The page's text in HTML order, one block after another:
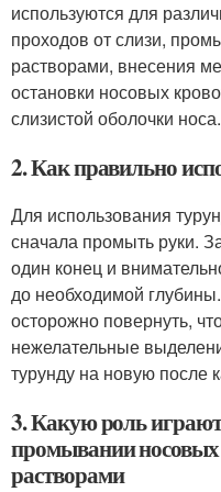
используются для
проходов от слизи,
растворами, внесения
остановки носовых
слизистой оболочки носа.
2. Как правильно
Для использования
сначала промыть руки.
один конец и
до необходимой
осторожно повернуть,
нежелательные
турунду на новую после
3. Какую роль
промывании
растворами